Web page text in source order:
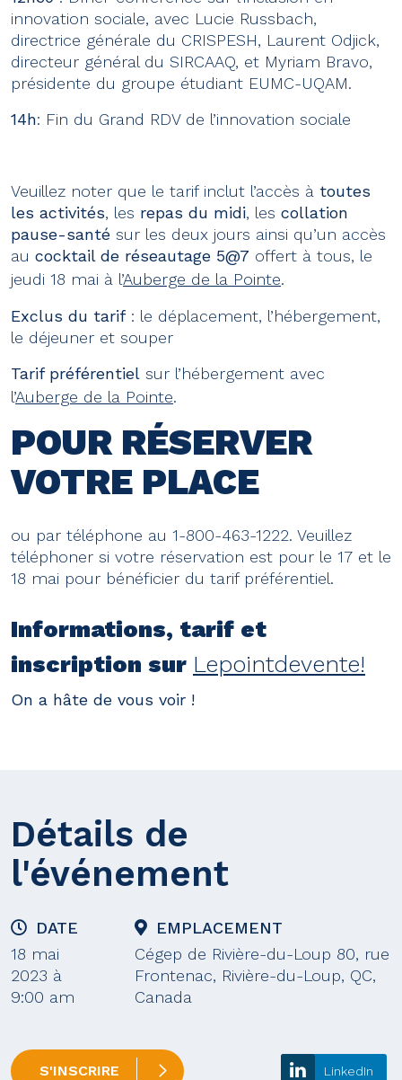
innovation sociale, avec Lucie Russbach,
directrice générale du CRISPESH, Laurent Odjick,
directeur général du SIRCAAQ, et Myriam Bravo,
présidente du groupe étudiant EUMC-UQAM.
14h: Fin du Grand RDV de l’innovation sociale
Veuillez noter que le tarif inclut l’accès à toutes
les activités, les repas du midi, les collation
pause-santé sur les deux jours ainsi qu’un accès
au cocktail de réseautage 5@7 offert à tous, le
jeudi 18 mai à l’Auberge de la Pointe.
Exclus du tarif : le déplacement, l’hébergement,
le déjeuner et souper
Tarif préférentiel sur l’hébergement avec
l’Auberge de la Pointe.
POUR RÉSERVER
VOTRE PLACE
ou par téléphone au 1-800-463-1222. Veuillez
téléphoner si votre réservation est pour le 17 et le
18 mai pour bénéficier du tarif préférentiel.
Informations, tarif et
inscription sur Lepointdevente!
On a hâte de vous voir !
Détails de
l'événement
DATE
18 mai
2023 à
9:00 am
EMPLACEMENT
Cégep de Rivière-du-Loup 80, rue
Frontenac, Rivière-du-Loup, QC,
Canada
S'INSCRIRE LinkedIn